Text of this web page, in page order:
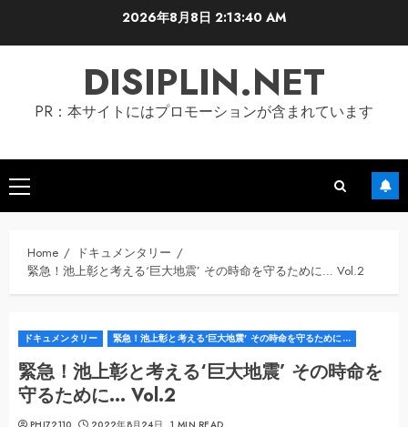
2026年8月8日 2:13:40 AM
DISIPLIN.NET
PR：本サイトにはプロモーションが含まれています
Primary
Menu
Home
ドキュメンタリー
緊急！池上彰と考える‘巨大地震’ その時命を守るために… Vol.2
ドキュメンタリー 緊急！池上彰と考える‘巨大地震’ その時命を守るために…
緊急！池上彰と考える‘巨大地震’ その時命を
守るために… Vol.2